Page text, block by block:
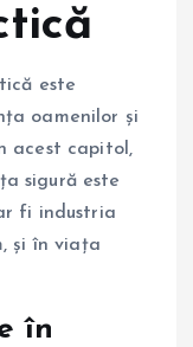
este
oamenilor și
acest capitol,
sigură este
fi industria
și în viața
în